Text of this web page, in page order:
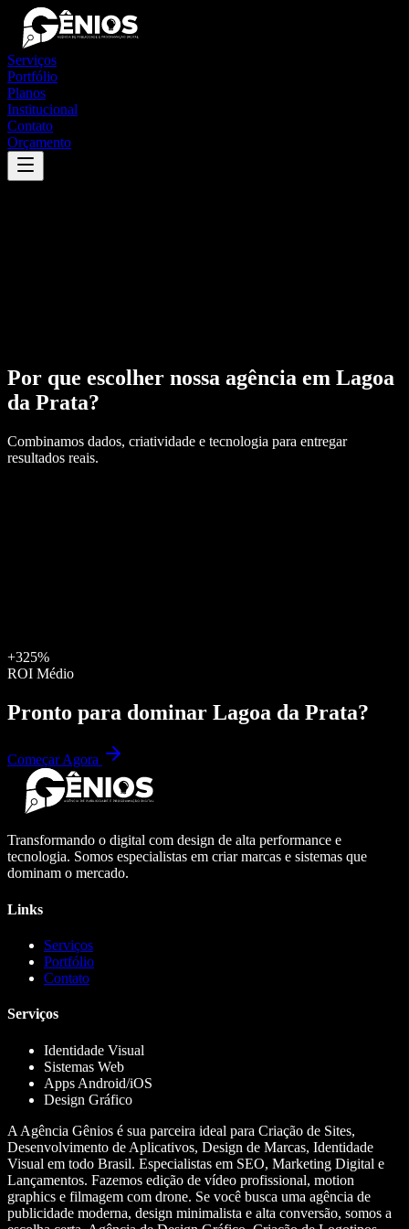
Serviços
Portfólio
Planos
Institucional
Contato
Orçamento
Por que escolher nossa agência em Lagoa
da Prata?
Combinamos dados, criatividade e tecnologia para entregar
resultados reais.
+325%
ROI Médio
Pronto para dominar Lagoa da Prata?
Começar Agora
Transformando o digital com design de alta performance e
tecnologia. Somos especialistas em criar marcas e sistemas que
dominam o mercado.
Links
Serviços
Portfólio
Contato
Serviços
Identidade Visual
Sistemas Web
Apps Android/iOS
Design Gráfico
A Agência Gênios é sua parceira ideal para Criação de Sites,
Desenvolvimento de Aplicativos, Design de Marcas, Identidade
Visual em todo Brasil. Especialistas em SEO, Marketing Digital e
Lançamentos. Fazemos edição de vídeo profissional, motion
graphics e filmagem com drone. Se você busca uma agência de
publicidade moderna, design minimalista e alta conversão, somos a